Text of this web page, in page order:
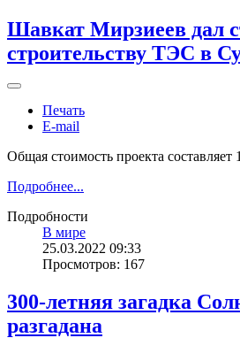
Шавкат Мирзиеев дал
строительству ТЭС в
Печать
E-mail
Общая стоимость проекта составляет
Подробнее...
Подробности
В мире
25.03.2022 09:33
Просмотров: 167
300-летняя загадка
разгадана